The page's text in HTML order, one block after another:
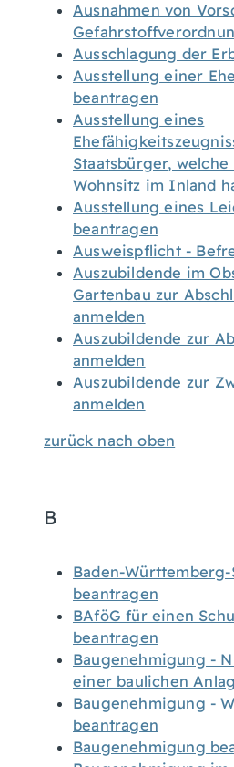
Ausnahmen von
Ausschlagung der
Ausstellung einer
beantragen
Ausstellung eines
Staatsbürger,
Wohnsitz im Inland
Ausstellung eines
beantragen
Ausweispflicht -
Auszubildende im
Gartenbau zur
anmelden
Auszubildende zur
anmelden
Auszubildende zur
anmelden
zurück nach oben
B
Baden-Württemberg-
beantragen
BAföG für einen
beantragen
Baugenehmigung -
einer baulichen
Baugenehmigung -
beantragen
Baugenehmigung